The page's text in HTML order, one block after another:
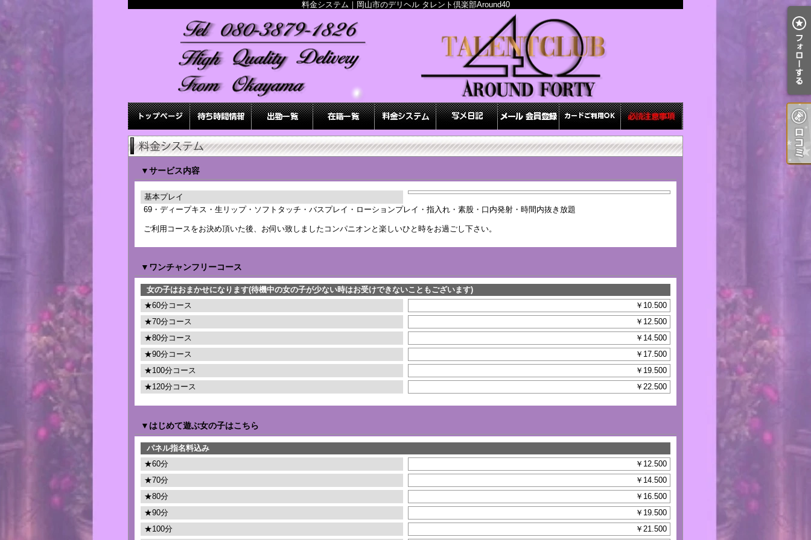
料金システム｜岡山市のデリヘル タレント倶楽部Around40
▼サービス内容
基本プレイ
69・ディープキス・生リップ・ソフトタッチ・バスプレイ・ローションプレイ・指入れ・素股・口内発射・時間内抜き放題
ご利用コースをお決め頂いた後、お伺い致しましたコンパニオンと楽しいひと時をお過ごし下さい。
▼ワンチャンフリーコース
女の子はおまかせになります(待機中の女の子が少ない時はお受けできないこともございます)
★60分コース
￥10.500
★70分コース
￥12.500
★80分コース
￥14.500
★90分コース
￥17.500
★100分コース
￥19.500
★120分コース
￥22.500
▼はじめて遊ぶ女の子はこちら
パネル指名料込み
★60分
￥12.500
★70分
￥14.500
★80分
￥16.500
★90分
￥19.500
★100分
￥21.500